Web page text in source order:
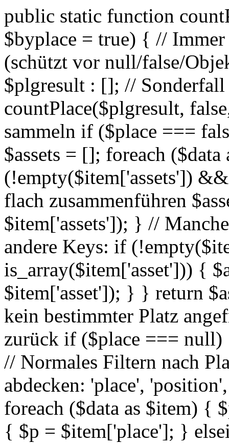
public static function
$byplace = true) { //
(schützt vor null/false/
$plgresult : []; //
countPlace($plgresult,
sammeln if ($place ===
$assets = []; foreach
(!empty($item['assets'])
flach zusammenführen
$item['assets']); } //
andere Keys: if
is_array($item['asset'])) {
$item['asset']); } } return
kein bestimmter Platz
zurück if ($place ===
// Normales Filtern nach
abdecken: 'place',
foreach ($data as $item) {
{ $p = $item['place']; }